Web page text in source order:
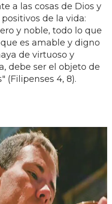
a las cosas de Dios y
de la vida:
y noble, todo lo que
es amable y digno
de virtuoso y
debe ser el objeto de
(Filipenses 4, 8).